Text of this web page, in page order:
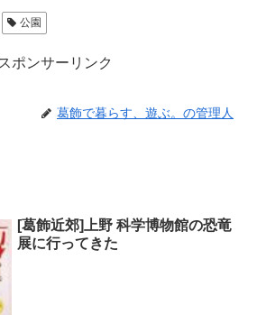
公園
スポンサーリンク
葛飾で暮らす、遊ぶ。の管理人
[葛飾近郊]上野 科学博物館の恐竜
展に行ってきた